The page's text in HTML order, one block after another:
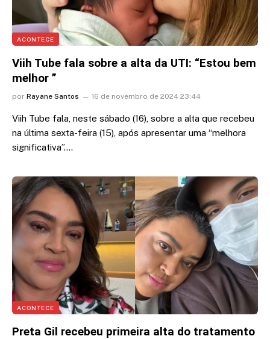
ACONTECE
Viih Tube fala sobre a alta da UTI: “Estou bem
melhor ”
por Rayane Santos 16 de novembro de 2024 23:44
Viih Tube fala, neste sábado (16), sobre a alta que recebeu
na última sexta-feira (15), após apresentar uma “melhora
significativa”.…
ACONTECE
Preta Gil recebeu primeira alta do tratamento